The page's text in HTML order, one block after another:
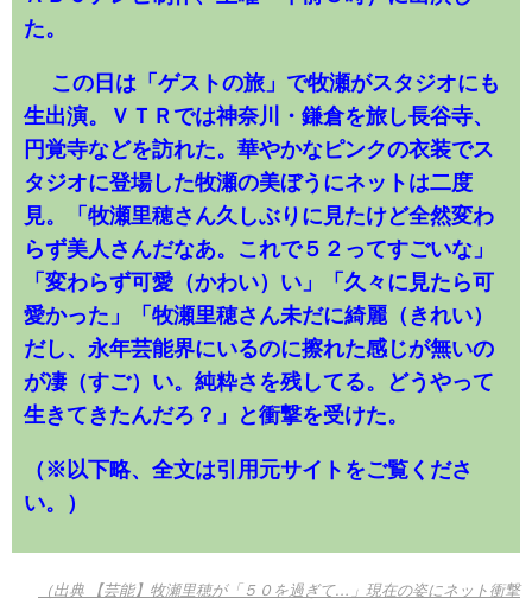
た。
この日は「ゲストの旅」で牧瀬がスタジオにも
生出演。ＶＴＲでは神奈川・鎌倉を旅し長谷寺、
円覚寺などを訪れた。華やかなピンクの衣装でス
タジオに登場した牧瀬の美ぼうにネットは二度
見。「牧瀬里穂さん久しぶりに見たけど全然変わ
らず美人さんだなあ。これで５２ってすごいな」
「変わらず可愛（かわい）い」「久々に見たら可
愛かった」「牧瀬里穂さん未だに綺麗（きれい）
だし、永年芸能界にいるのに擦れた感じが無いの
が凄（すご）い。純粋さを残してる。どうやって
生きてきたんだろ？」と衝撃を受けた。
（※以下略、全文は引用元サイトをご覧くださ
い。）
（出典 【芸能】牧瀬里穂が「５０を過ぎて…」現在の姿にネット衝撃